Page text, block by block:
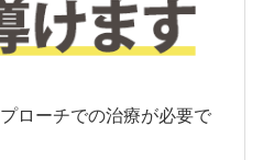
ローチでの治療が必要で